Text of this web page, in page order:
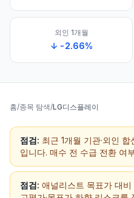
외인 1개월
↓ -2.66%
홈/종목 탐색/LG디스플레이
점검: 최근 1개월 기관·외인
입니다. 매수 전 수급 전환 여
점검: 애널리스트 목표가 대비